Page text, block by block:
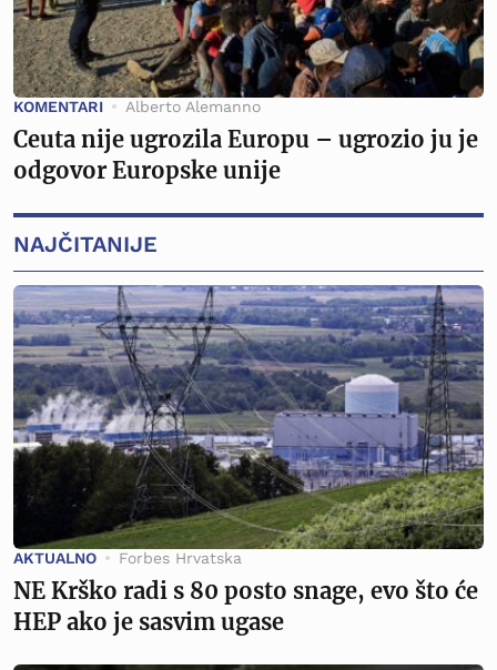
KOMENTARI Alberto Alemanno
Ceuta nije ugrozila Europu – ugrozio ju je
odgovor Europske unije
NAJČITANIJE
AKTUALNO Forbes Hrvatska
NE Krško radi s 80 posto snage, evo što će
HEP ako je sasvim ugase